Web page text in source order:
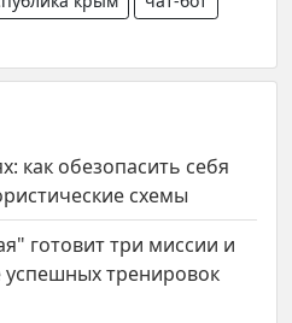
как обезопасить себя
схемы
готовит три миссии и
тренировок